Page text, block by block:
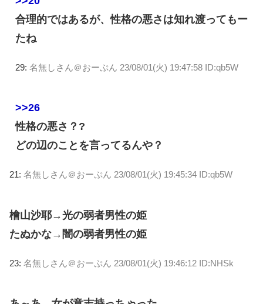
合理的ではあるが、性格の悪さは知れ渡ってもー
たね
29: 名無しさん＠おーぷん 23/08/01(火) 19:47:58 ID:qb5W
>>26
性格の悪さ？?
どの辺のことを言ってるんや？
21: 名無しさん＠おーぷん 23/08/01(火) 19:45:34 ID:qb5W
檜山沙耶→光の弱者男性の姫
たぬかな→闇の弱者男性の姫
23: 名無しさん＠おーぷん 23/08/01(火) 19:46:12 ID:NHSk